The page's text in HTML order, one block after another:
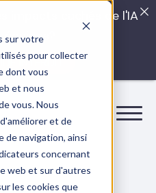
sur votre
pour collecter
dont vous
et nous
vous. Nous
et de
de navigation, ainsi
concernant
web et sur d'autres
les cookies que
impacts cachés de l'IA
INTERDIT